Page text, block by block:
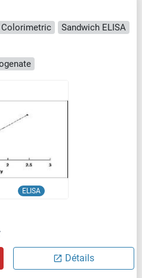
Colorimetric
Sandwich ELISA
ELISA
Détails